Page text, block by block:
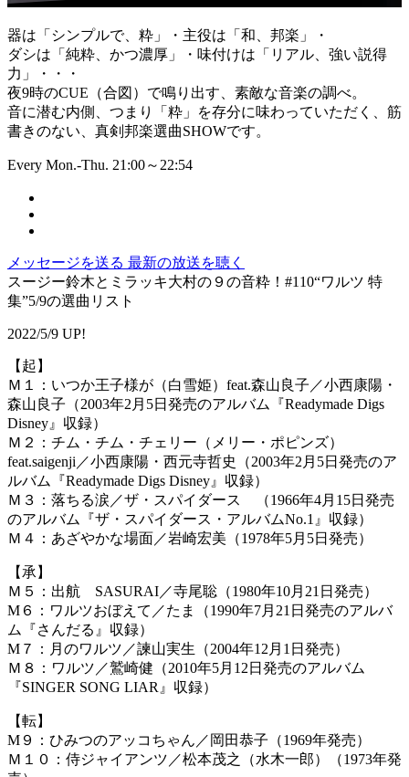
器は「シンプルで、粋」・主役は「和、邦楽」・
ダシは「純粋、かつ濃厚」・味付けは「リアル、強い説得
力」・・・
夜9時のCUE（合図）で鳴り出す、素敵な音楽の調べ。
音に潜む内側、つまり「粋」を存分に味わっていただく、筋
書きのない、真剣邦楽選曲SHOWです。
Every Mon.-Thu. 21:00～22:54
メッセージを送る 最新の放送を聴く
スージー鈴木とミラッキ大村の９の音粋！#110“ワルツ 特
集”5/9の選曲リスト
2022/5/9 UP!
【起】
Ｍ１：いつか王子様が（白雪姫）feat.森山良子／小西康陽・
森山良子（2003年2月5日発売のアルバム『Readymade Digs
Disney』収録）
Ｍ２：チム・チム・チェリー（メリー・ポピンズ）
feat.saigenji／小西康陽・西元寺哲史（2003年2月5日発売のア
ルバム『Readymade Digs Disney』収録）
Ｍ３：落ちる涙／ザ・スパイダース （1966年4月15日発売
のアルバム『ザ・スパイダース・アルバムNo.1』収録）
Ｍ４：あざやかな場面／岩崎宏美（1978年5月5日発売）
【承】
Ｍ５：出航 SASURAI／寺尾聡（1980年10月21日発売）
M６：ワルツおぼえて／たま（1990年7月21日発売のアルバ
ム『さんだる』収録）
M７：月のワルツ／諫山実生（2004年12月1日発売）
Ｍ８：ワルツ／鷲崎健（2010年5月12日発売のアルバム
『SINGER SONG LIAR』収録）
【転】
M９：ひみつのアッコちゃん／岡田恭子（1969年発売）
Ｍ１０：侍ジャイアンツ／松本茂之（水木一郎）（1973年発